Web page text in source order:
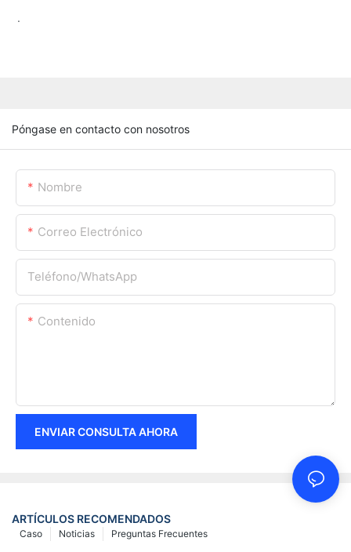
.
Póngase en contacto con nosotros
Nombre
Correo Electrónico
Teléfono/WhatsApp
Contenido
ENVIAR CONSULTA AHORA
ARTÍCULOS RECOMENDADOS
Preguntas Frecuentes
Noticias
Caso